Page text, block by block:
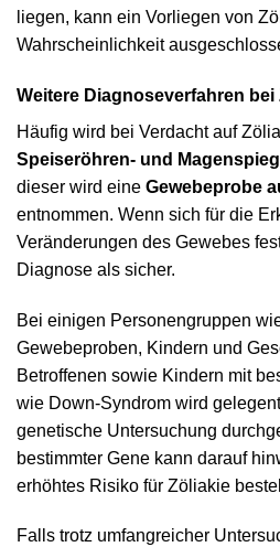
liegen, kann ein Vorliegen von
Wahrscheinlichkeit
Weitere Diagnoseverfahren bei
Häufig wird bei Verdacht auf
Speiseröhren- und
dieser wird eine Gewebeprobe
entnommen. Wenn sich für die
Veränderungen des Gewebes
Diagnose als sicher.
Bei einigen Personengruppen
Gewebeproben, Kindern und
Betroffenen sowie Kindern mit
wie Down-Syndrom wird
genetische Untersuchung
bestimmter Gene kann darauf
erhöhtes Risiko für Zöliakie
Falls trotz umfangreicher